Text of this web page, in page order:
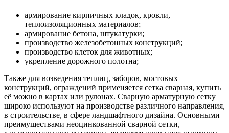
армирование кирпичных кладок, кровли,
теплоизоляционных материалов;
армирование бетона, штукатурки;
производство железобетонных конструкций;
производство клеток для животных;
укрепление дорожного полотна;
Также для возведения теплиц, заборов, мостовых
конструкций, ограждений применяется сетка сварная, купить
её можно в картах или рулонах. Сварную арматурную сетку
широко используют на производстве различного направления,
в строительстве, в сфере ландшафтного дизайна. Основными
преимуществами неоцинкованной сварной сетки,